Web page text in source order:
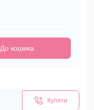
До кошика
Купити